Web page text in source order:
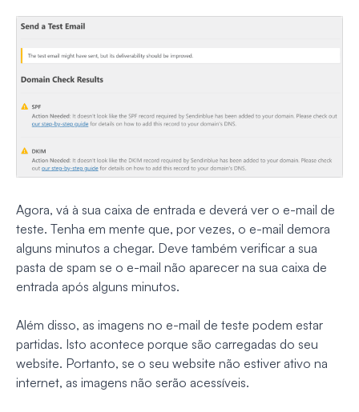
Agora, vá à sua caixa de entrada e deverá ver o e-mail de
teste. Tenha em mente que, por vezes, o e-mail demora
alguns minutos a chegar. Deve também verificar a sua
pasta de spam se o e-mail não aparecer na sua caixa de
entrada após alguns minutos.
Além disso, as imagens no e-mail de teste podem estar
partidas. Isto acontece porque são carregadas do seu
website. Portanto, se o seu website não estiver ativo na
internet, as imagens não serão acessíveis.